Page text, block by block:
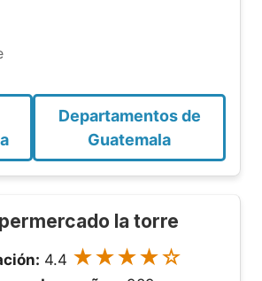
Departamentos de
Guatemala
la torre
4.4 ★★★★☆